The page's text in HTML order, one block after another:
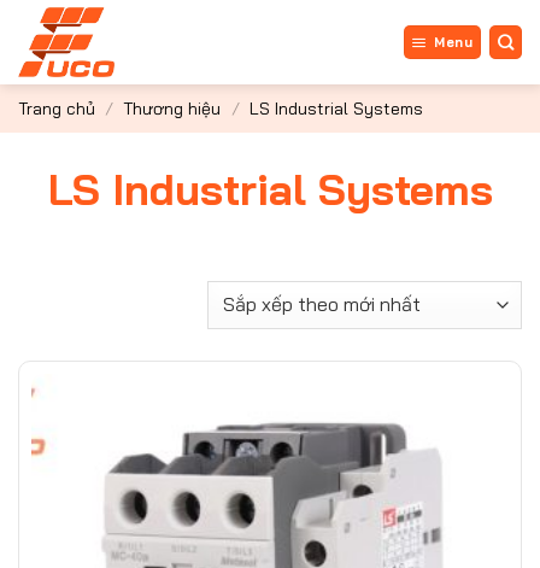
qua
nội
dung
Menu
Trang chủ / Thương hiệu / LS Industrial Systems
LS Industrial Systems